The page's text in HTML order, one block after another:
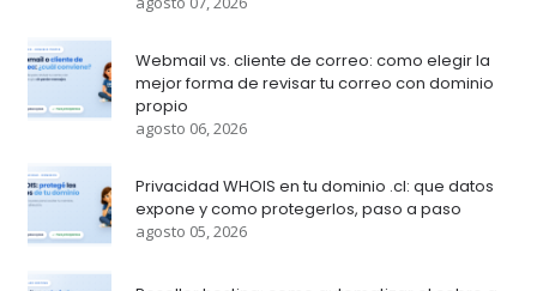
Webmail vs. cliente de correo: como elegir la
mejor forma de revisar tu correo con dominio
propio
agosto 06, 2026
Privacidad WHOIS en tu dominio .cl: que datos
expone y como protegerlos, paso a paso
agosto 05, 2026